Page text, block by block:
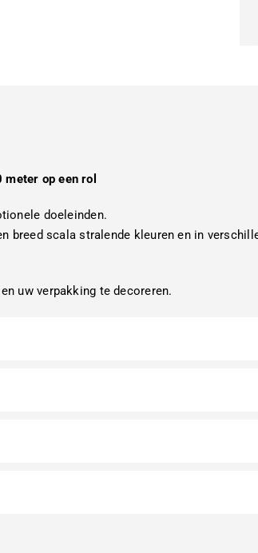
op een rol
doeleinden.
breed scala stralende kleuren en in
uw verpakking te decoreren.